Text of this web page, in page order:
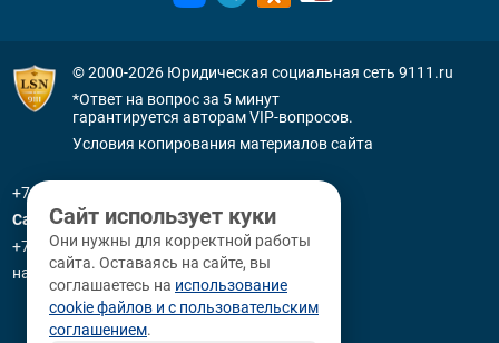
© 2000-2026 Юридическая социальная сеть 9111.ru
*Ответ на вопрос за 5 минут
гарантируется авторам VIP-вопросов.
Условия копирования материалов сайта
+7 (800) 505-91-11
Санкт-Петербург
+7 (812) 336-92-64
наб. р. Фонтанки, д. 59
Сайт использует куки
Они нужны для корректной работы
сайта. Оставаясь на сайте, вы
соглашаетесь на использование
cookie файлов и с пользовательским
соглашением.